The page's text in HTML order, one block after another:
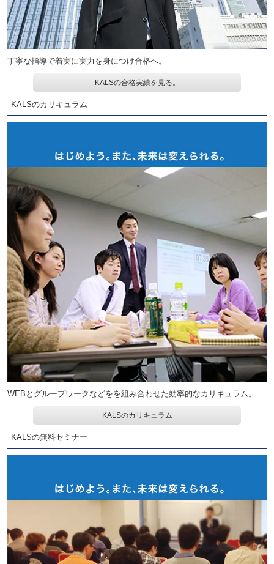
丁寧な指導で着実に実力を身につけ合格へ。
KALSの合格実績を見る。
KALSのカリキュラム
WEBとグループワークなどをを組み合わせた効率的なカリキュラム。
KALSのカリキュラム
KALSの無料セミナー